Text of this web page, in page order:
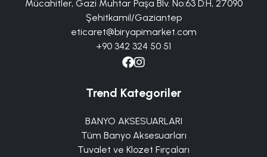
Mücahitler, Gazi Muhtar Paşa Blv. No:63 D:H, 27090
Şehitkamil/Gaziantep
eticaret@biryapimarket.com
+90 342 324 50 51
Trend Kategoriler
BANYO AKSESUARLARI
Tüm Banyo Aksesuarları
Tuvalet ve Klozet Fırçaları